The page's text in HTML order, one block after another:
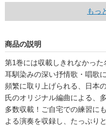
もっ
商品の説明
第1巻には収載しきれなかった
耳馴染みの深い抒情歌・唱歌
頻繁に取り上げられる、日本
氏のオリジナル編曲による、
多数収載！ご自宅での練習に
よる演奏を収録し、たっぷり